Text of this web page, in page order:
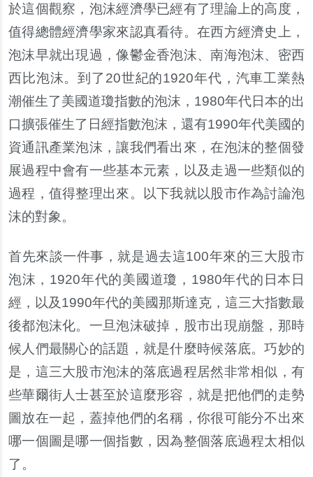
於這個觀察，泡沫經濟學已經有了理論上的高度，
值得總體經濟學家來認真看待。在西方經濟史上，
泡沫早就出現過，像鬱金香泡沫、南海泡沫、密西
西比泡沫。到了20世紀的1920年代，汽車工業熱
潮催生了美國道瓊指數的泡沫，1980年代日本的出
口擴張催生了日經指數泡沫，還有1990年代美國的
資通訊產業泡沫，讓我們看出來，在泡沫的整個發
展過程中會有一些基本元素，以及走過一些類似的
過程，值得整理出來。以下我就以股市作為討論泡
沫的對象。
首先來談一件事，就是過去這100年來的三大股市
泡沫，1920年代的美國道瓊，1980年代的日本日
經，以及1990年代的美國那斯達克，這三大指數最
後都泡沫化。一旦泡沫破掉，股市出現崩盤，那時
候人們最關心的話題，就是什麼時候落底。巧妙的
是，這三大股市泡沫的落底過程居然非常相似，有
些華爾街人士甚至於這麼形容，就是把他們的走勢
圖放在一起，蓋掉他們的名稱，你很可能分不出來
哪一個圖是哪一個指數，因為整個落底過程太相似
了。